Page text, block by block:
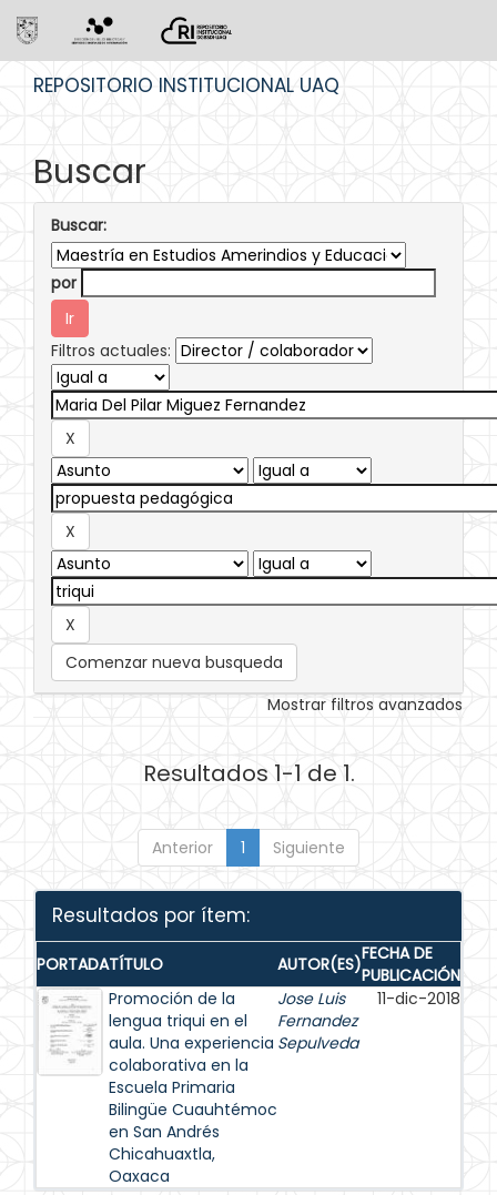
REPOSITORIO INSTITUCIONAL UAQ
Buscar
Buscar:
por
Filtros actuales:
Comenzar nueva busqueda
Mostrar filtros avanzados
Resultados 1-1 de 1.
Anterior 1 Siguiente
Resultados por ítem:
PORTADATÍTULO AUTOR(ES)FECHA DE
PUBLICACIÓN
Promoción de la
lengua triqui en el
aula. Una experiencia
colaborativa en la
Escuela Primaria
Bilingüe Cuauhtémoc
en San Andrés
Chicahuaxtla,
Oaxaca
Jose Luis
Fernandez
Sepulveda
11-dic-2018